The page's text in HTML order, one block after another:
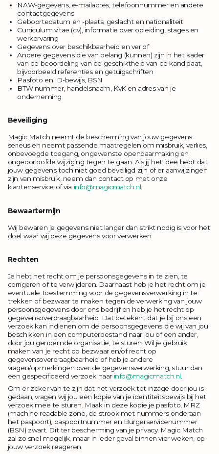
NAW-gegevens, e-mailadres, telefoonnummer en andere
contactgegevens
Geboortedatum en -plaats, geslacht en nationaliteit
Curriculum vitae (cv), informatie over opleiding, stages en
werkervaring
Gegevens over beschikbaarheid en verlof
Andere gegevens die van belang (kunnen) zijn in het kader
van de beoordeling van de geschiktheid van de kandidaat,
bijvoorbeeld referenties en getuigschriften
Pasfoto en ID-bewijs, BSN
BTW nummer, handelsnaam, KvK en adres van je
onderneming
Beveiliging
Magic Match neemt de bescherming van jouw gegevens
serieus en neemt passende maatregelen om misbruik, verlies,
onbevoegde toegang, ongewenste openbaarmaking en
ongeoorloofde wijziging tegen te gaan. Als jij het idee hebt dat
jouw gegevens toch niet goed beveiligd zijn of er aanwijzingen
zijn van misbruik, neem dan contact op met onze
klantenservice of via info@magicmatch.nl
Bewaartermijn
Wij bewaren je gegevens niet langer dan strikt nodig is voor het
doel waar wij deze gegevens voor verwerken.
Rechten
Je hebt het recht om je persoonsgegevens in te zien, te
corrigeren of te verwijderen. Daarnaast heb je het recht om je
eventuele toestemming voor de gegevensverwerking in te
trekken of bezwaar te maken tegen de verwerking van jouw
persoonsgegevens door ons bedrijf en heb je het recht op
gegevensoverdraagbaarheid. Dat betekent dat je bij ons een
verzoek kan indienen om de persoonsgegevens die wij van jou
beschikken in een computerbestand naar jou of een ander,
door jou genoemde organisatie, te sturen. Wil je gebruik
maken van je recht op bezwaar en/of recht op
gegevensoverdraagbaarheid of heb je andere
vragen/opmerkingen over de gegevensverwerking, stuur dan
een gespecificeerd verzoek naar info@magicmatch.nl
Om er zeker van te zijn dat het verzoek tot inzage door jou is
gedaan, vragen wij jou een kopie van je identiteitsbewijs bij het
verzoek mee te sturen. Maak in deze kopie je pasfoto, MRZ
(machine readable zone, de strook met nummers onderaan
het paspoort), paspoortnummer en Burgerservicenummer
(BSN) zwart. Dit ter bescherming van je privacy. Magic Match
zal zo snel mogelijk, maar in ieder geval binnen vier weken, op
jouw verzoek reageren.